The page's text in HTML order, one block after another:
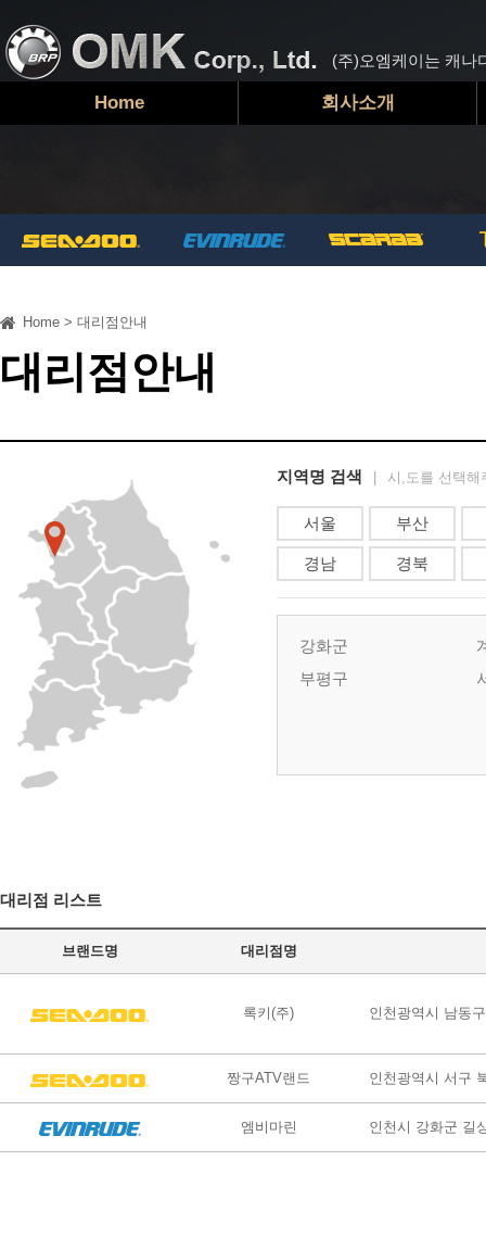
(주)오엠케이는 캐나
Home 회사소개
Home > 대리점안내
대리점안내
지역명 검색 시,도를 선택해
서울 부산
경남 경북
강화군
부평구
대리점 리스트
브랜드명 대리점명
록키(주) 인천광역시 남동
짱구ATV랜드 인천광역시 서구
엠비마린 인천시 강화군 길